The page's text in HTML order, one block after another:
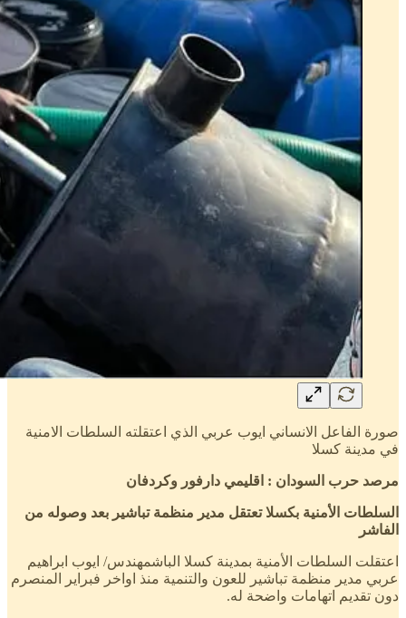
صورة الفاعل الانساني ايوب عربي الذي اعتقلته السلطات الامنية
في مدينة كسلا
مرصد حرب السودان : اقليمي دارفور وكردفان
السلطات الأمنية بكسلا تعتقل مدير منظمة تباشير بعد وصوله من
الفاشر
اعتقلت السلطات الأمنية بمدينة كسلا الباشمهندس/ ايوب ابراهيم
عربي مدير منظمة تباشير للعون والتنمية منذ اواخر فبراير المنصرم
دون تقديم اتهامات واضحة له.